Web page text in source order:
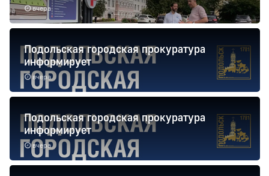
вчера
вчера
Подольская городская прокуратура
информирует
вчера
Подольская городская прокуратура
информирует